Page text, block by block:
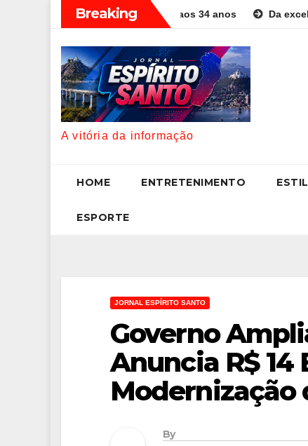
Breaking
no MMA aos 34 anos Da excelência automotiva
A vitória da informação
HOME ENTRETENIMENTO
ESPORTE
JORNAL ESPÍRITO SANTO
Governo
Anuncia R$ 14
Modernização
By